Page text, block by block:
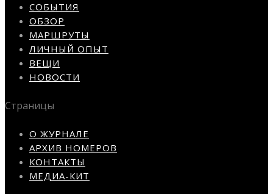
СОБЫТИЯ
ОБЗОР
МАРШРУТЫ
ЛИЧНЫЙ ОПЫТ
ВЕЩИ
НОВОСТИ
Страницы
О ЖУРНАЛЕ
АРХИВ НОМЕРОВ
КОНТАКТЫ
МЕДИА-КИТ